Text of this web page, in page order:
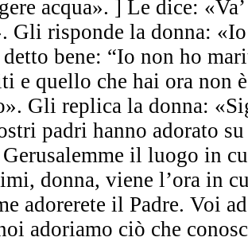
acqua». ] Le dice:
Gli risponde la donna:
bene: “Io non ho
e quello che hai ora non
Gli replica la donna:
padri hanno adorato
Gerusalemme il luogo in
donna, viene l’ora in
adorerete il Padre. Voi
adoriamo ciò che